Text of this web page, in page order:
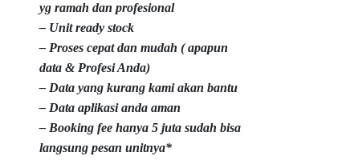
yg ramah dan profesional
– Unit ready stock
– Proses cepat dan mudah ( apapun
data & Profesi Anda)
– Data yang kurang kami akan bantu
– Data aplikasi anda aman
– Booking fee hanya 5 juta sudah bisa
langsung pesan unitnya*